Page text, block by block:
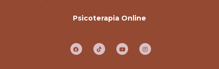
Psicoterapia Online